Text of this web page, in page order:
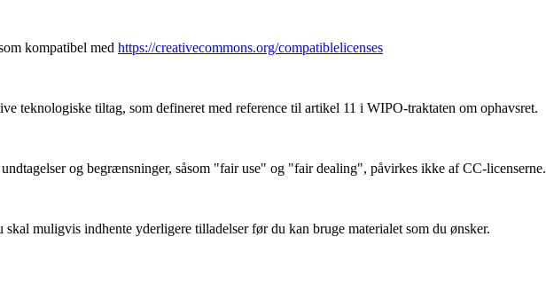
kompatibel med https://creativecommons.org/compatiblelicenses
teknologiske tiltag, som defineret med reference til artikel 11 i WIPO-traktaten om ophavsret.
og begrænsninger, såsom "fair use" og "fair dealing", påvirkes ikke af CC-licenserne.
muligvis indhente yderligere tilladelser før du kan bruge materialet som du ønsker.